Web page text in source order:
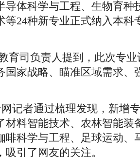
导体科学与工程、生物育种
等24种新专业正式纳入本科
育司负责人提到，此次专
国家战略、瞄准区域需求、
网记者通过梳理发现，新增
材料智能技术、农林智能装
啡科学与工程、足球运动、
引了网友的关注。